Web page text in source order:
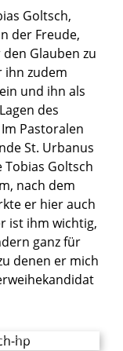
Throenle / Erzbistum Paderborn
Goltsch,
der Freude,
Glauben zu
ihn zudem
und ihn als
des
Pastoralen
St. Urbanus
Goltsch
nach dem
er hier auch
ist ihm wichtig,
ganz für
denen er mich